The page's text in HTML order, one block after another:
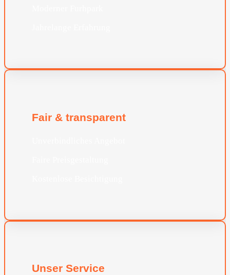
Fair & transparent
Unser Service